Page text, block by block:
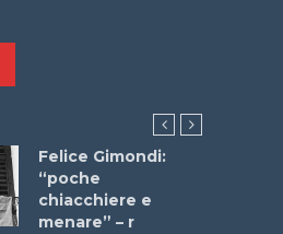
Felice Gimondi:
“poche
chiacchiere e
menare” – r